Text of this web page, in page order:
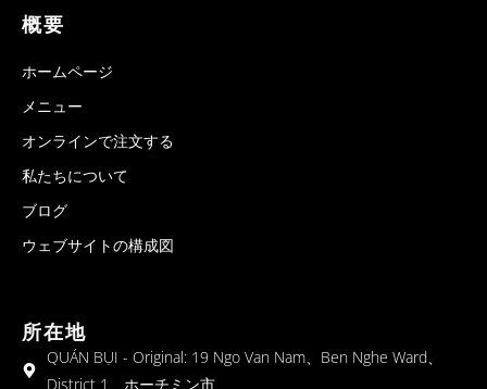
概要
ホームページ
メニュー
オンラインで注文する
私たちについて
ブログ
ウェブサイトの構成図
所在地
QUÁN BỤI - Original: 19 Ngo Van Nam、Ben Nghe Ward、
District 1、ホーチミン市